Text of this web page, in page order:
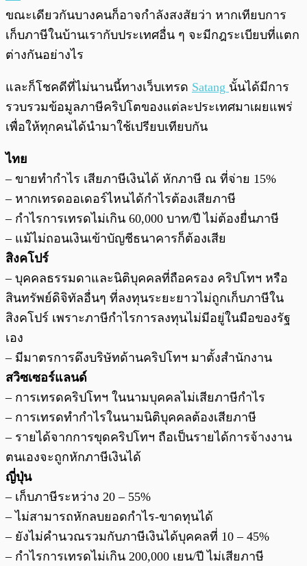
ขณะเดียวกันบางคนก็อาจกำลังสงสัยว่า หากเทียบการ
เก็บภาษีในบ้านเรากับประเทศอื่น ๆ จะมีกฎระเบียบที่แตก
ต่างกันอย่างไร
และก็โชคดีที่ไม่นานนี้ทางเว็บเทรด Satang นั้นได้มีการ
รวบรวมข้อมูลภาษีคริปโตของแต่ละประเทศมาเผยแพร่
เพื่อให้ทุกคนได้นำมาใช้เปรียบเทียบกัน
ไทย
– ขายทำกำไร เสียภาษีเงินได้ หักภาษี ณ ที่จ่าย 15%
– หากเทรดออเดอร์ไหนได้กำไรต้องเสียภาษี
– กำไรการเทรดไม่เกิน 60,000 บาท/ปี ไม่ต้องยื่นภาษี
– แม้ไม่ถอนเงินเข้าบัญชีธนาคารก็ต้องเสีย
สิงคโปร์
– บุคคลธรรมดาและนิติบุคคลที่ถือครอง คริปโทฯ หรือ
สินทรัพย์ดิจิทัลอื่นๆ ที่ลงทุนระยะยาวไม่ถูกเก็บภาษีใน
สิงคโปร์ เพราะภาษีกำไรการลงทุนไม่มีอยู่ในมือของรัฐ
เอง
– มีมาตรการดึงบริษัทด้านคริปโทฯ มาตั้งสำนักงาน
สวิซเซอร์แลนด์
– การเทรดคริปโทฯ ในนามบุคคลไม่เสียภาษีกำไร
– การเทรดทำกำไรในนามนิติบุคคลต้องเสียภาษี
– รายได้จากการขุดคริปโทฯ ถือเป็นรายได้การจ้างงาน
ตนเองจะถูกหักภาษีเงินได้
ญี่ปุ่น
– เก็บภาษีระหว่าง 20 – 55%
– ไม่สามารถหักลบยอดกำไร-ขาดทุนได้
– ยังไม่คำนวณรวมกับภาษีเงินได้บุคคลที่ 10 – 45%
– กำไรการเทรดไม่เกิน 200,000 เยน/ปี ไม่เสียภาษี